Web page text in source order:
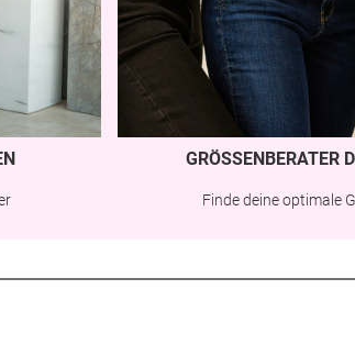
GRÖSSENBERATER
Finde deine optimale